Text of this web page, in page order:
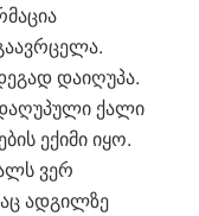
დაიღუპა.
ქალი
ექიმი იყო.
ვერ
ადგილზე